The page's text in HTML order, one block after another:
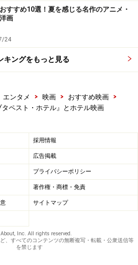
すすめ10選！夏を感じる名作のアニメ・
画
24
キングをもっと見る
エンタメ > 映画 > おすすめ映画
>
タペスト・ホテル』とホテル映画
採用情報
広告掲載
プライバシーポリシー
著作権・商標・免責
サイトマップ
Inc. All rights reserved.
、すべてのコンテンツの無断複写・転載・公衆送信等
を禁じます